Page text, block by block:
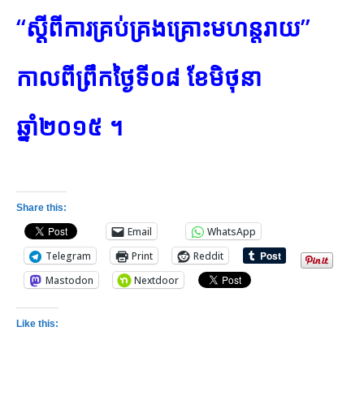
“ស្ដីពីការគ្រប់គ្រងគ្រោះមហន្តរាយ”
កាលពីព្រឹកថ្ងៃទី០៨ ខែមិថុនា
ឆ្នាំ២០១៥ ។
Share this:
Email
WhatsApp
Telegram
Print
Reddit
Mastodon
Nextdoor
Like this: